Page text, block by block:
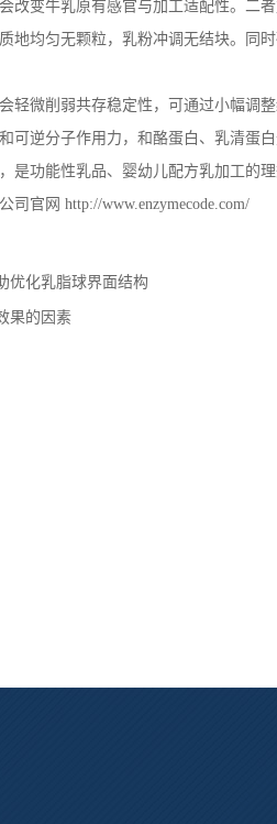
改变牛乳原有感官与加工适配性。二
地均匀无颗粒，乳粉冲调无结块。同
轻微削弱共存稳定性，可通过小幅调
可逆分子作用力，和酪蛋白、乳清蛋
是功能性乳品、婴幼儿配方乳加工的理
司官网 http://www.enzymecode.com/
优化乳脂球界面结构
果的因素